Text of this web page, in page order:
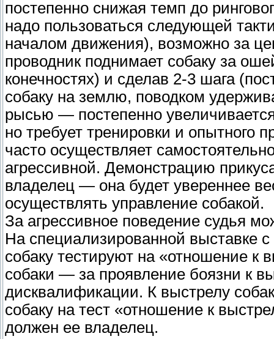
постепенно снижая темп до
надо пользоваться следующей
началом движения), возможно за
проводник поднимает собаку за
конечностях) и сделав 2-3 шага
собаку на землю, поводком
рысью — постепенно
но требует тренировки и опытного
часто осуществляет
агрессивной. Демонстрацию
владелец — она будет увереннее
осуществлять управление собакой.
За агрессивное поведение судья
На специализированной выставке
собаку тестируют на «отношение к
собаки — за проявление боязни к
дисквалификации. К выстрелу
собаку на тест «отношение к
должен ее владелец.